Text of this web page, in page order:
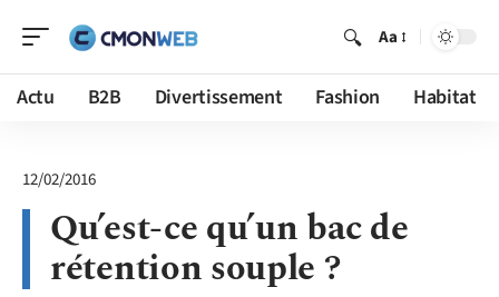
Aa
Actu B2B Divertissement Fashion Habitat
12/02/2016
Qu’est-ce qu’un bac de
rétention souple ?